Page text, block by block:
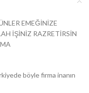
EMEĞİNİZE
İŞİNİZ RAZRETİRSİN
böyle firma inanın